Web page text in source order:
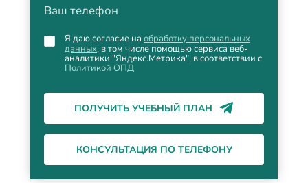
Ваш телефон
Я даю согласие на обработку персональных
данных, в том числе помощью сервиса веб-
аналитики "Яндекс.Метрика", в соответствии с
Политикой ОПД
ПОЛУЧИТЬ УЧЕБНЫЙ ПЛАН
КОНСУЛЬТАЦИЯ ПО ТЕЛЕФОНУ